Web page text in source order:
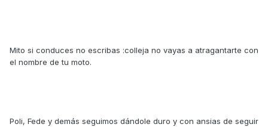
Mito si conduces no escribas :colleja no vayas a atragantarte con
el nombre de tu moto.
Poli, Fede y demás seguimos dándole duro y con ansias de seguir